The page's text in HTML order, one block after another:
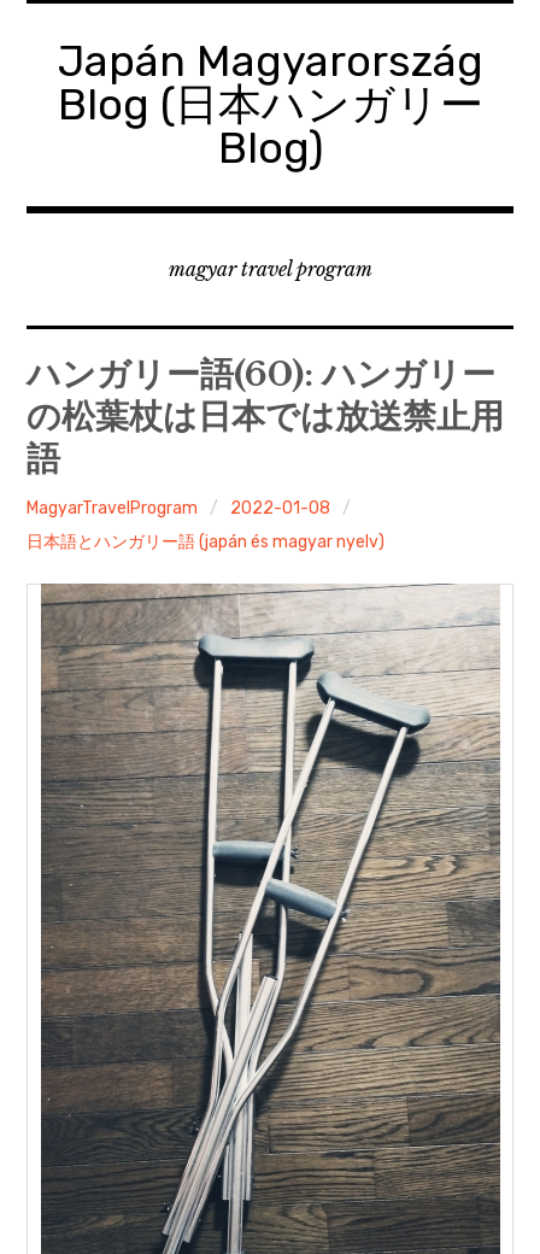
Japán Magyarország
Blog (日本ハンガリー
Blog)
magyar travel program
ハンガリー語(60): ハンガリー
の松葉杖は日本では放送禁止用
語
MagyarTravelProgram
2022-01-08
日本語とハンガリー語 (japán és magyar nyelv)